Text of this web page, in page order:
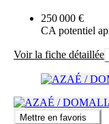
250 000 €
CA potentiel
Voir la fiche détaillée
Mettre en favoris